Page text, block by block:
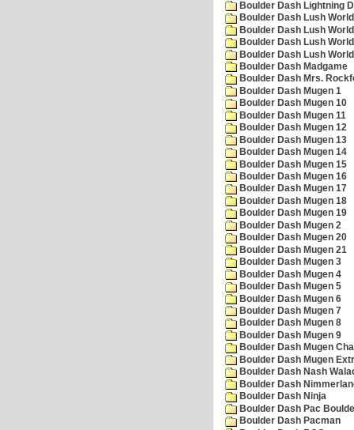
Boulder Dash Lightning
Boulder Dash Lush
Boulder Dash Lush
Boulder Dash Lush
Boulder Dash Lush
Boulder Dash Madgame
Boulder Dash Mrs.
Boulder Dash Mugen 1
Boulder Dash Mugen 10
Boulder Dash Mugen 11
Boulder Dash Mugen 12
Boulder Dash Mugen 13
Boulder Dash Mugen 14
Boulder Dash Mugen 15
Boulder Dash Mugen 16
Boulder Dash Mugen 17
Boulder Dash Mugen 18
Boulder Dash Mugen 19
Boulder Dash Mugen 2
Boulder Dash Mugen 20
Boulder Dash Mugen 21
Boulder Dash Mugen 3
Boulder Dash Mugen 4
Boulder Dash Mugen 5
Boulder Dash Mugen 6
Boulder Dash Mugen 7
Boulder Dash Mugen 8
Boulder Dash Mugen 9
Boulder Dash Mugen
Boulder Dash Mugen
Boulder Dash Nash
Boulder Dash
Boulder Dash Ninja
Boulder Dash Pac
Boulder Dash Pacman